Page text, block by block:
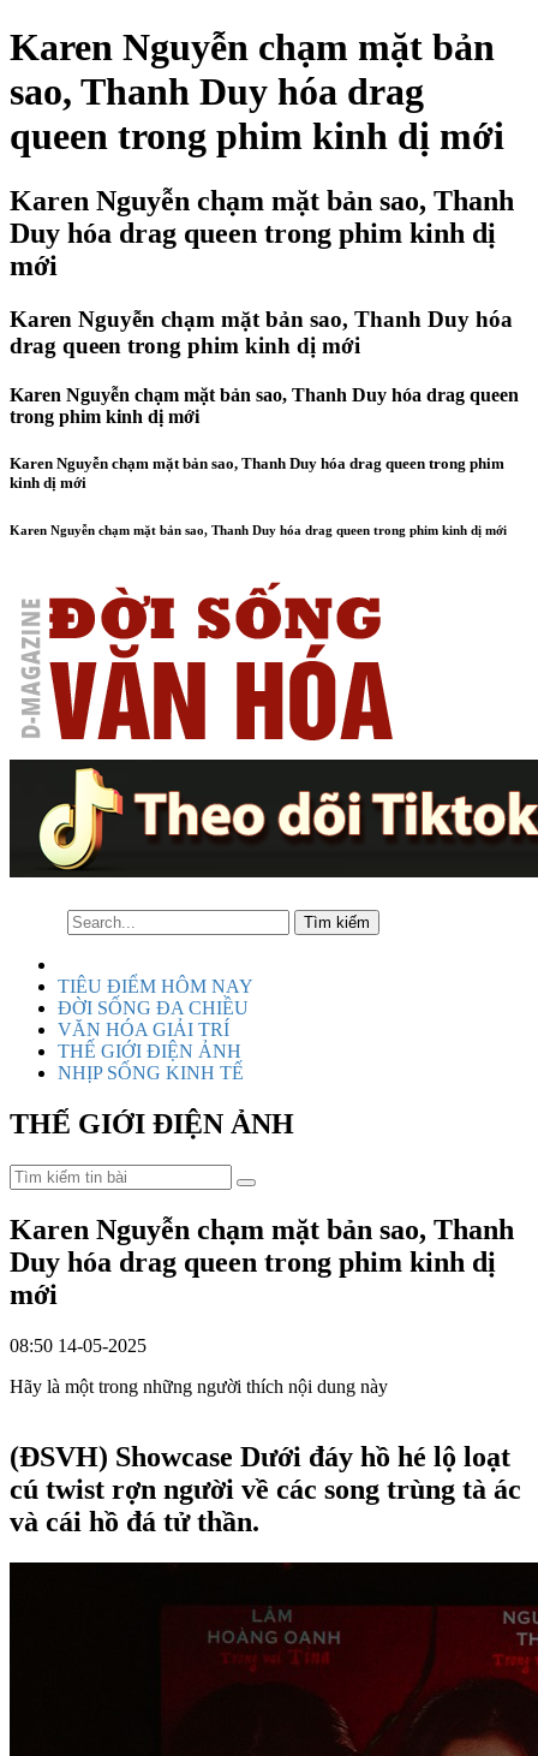
Karen Nguyễn chạm mặt bản
sao, Thanh Duy hóa drag
queen trong phim kinh dị mới
Karen Nguyễn chạm mặt bản sao, Thanh
Duy hóa drag queen trong phim kinh dị
mới
Karen Nguyễn chạm mặt bản sao, Thanh Duy hóa
drag queen trong phim kinh dị mới
Karen Nguyễn chạm mặt bản sao, Thanh Duy hóa drag queen
trong phim kinh dị mới
Karen Nguyễn chạm mặt bản sao, Thanh Duy hóa drag queen trong phim
kinh dị mới
Karen Nguyễn chạm mặt bản sao, Thanh Duy hóa drag queen trong phim kinh dị mới
TIÊU ĐIỂM HÔM NAY
ĐỜI SỐNG ĐA CHIỀU
VĂN HÓA GIẢI TRÍ
THẾ GIỚI ĐIỆN ẢNH
NHỊP SỐNG KINH TẾ
THẾ GIỚI ĐIỆN ẢNH
Karen Nguyễn chạm mặt bản sao, Thanh
Duy hóa drag queen trong phim kinh dị
mới
08:50 14-05-2025
Hãy là một trong những người thích nội dung này
(ĐSVH) Showcase Dưới đáy hồ hé lộ loạt
cú twist rợn người về các song trùng tà ác
và cái hồ đá tử thần.